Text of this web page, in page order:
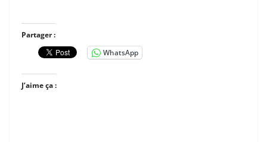
Partager :
WhatsApp
J’aime ça :